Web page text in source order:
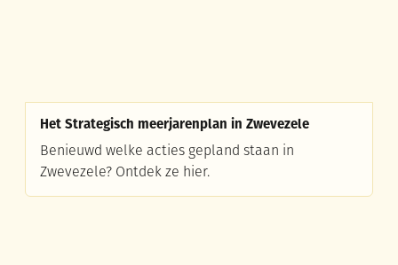
Het Strategisch meerjarenplan in Zwevezele
Benieuwd welke acties gepland staan in
Zwevezele? Ontdek ze hier.